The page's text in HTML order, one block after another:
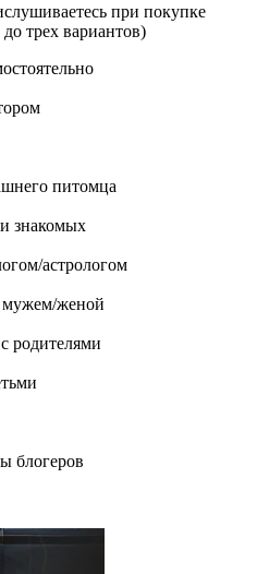
при покупке
трех вариантов)
питомца
знакомых
астрологом
мужем/женой
родителями
блогеров